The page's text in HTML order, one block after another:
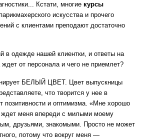
Кстати, многие курсы
искусства и прочего
с клиентами преподают достаточно
в одежде нашей клиентки, и ответы на
от персонала и чего не приемлет?
БЕЛЫЙ ЦВЕТ. Цвет выпускницы
что творится у нее в
позитивности и оптимизма. «Мне хорошо
меня впереди с милыми моему
друзьями, знакомыми. Просто не может
потому что вокруг меня —